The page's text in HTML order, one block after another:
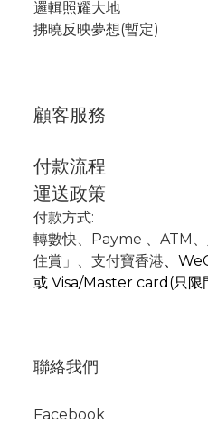
邏輯照耀大地
拂曉反映夢想(暫定)
顧客服務
付款流程
運送政策
付款方式:
轉數快、Payme 、 ATM 、
住賞」 、支付寶香港、
或 Visa/Master card(只限
聯絡我們
Facebook